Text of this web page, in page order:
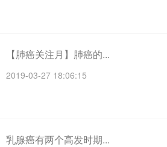
【肺癌关注月】肺癌的...
2019-03-27 18:06:15
乳腺癌有两个高发时期...